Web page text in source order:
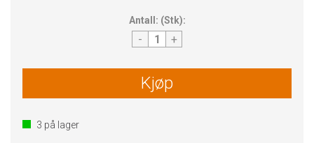
Antall: (Stk):
- +
Kjøp
3 på lager